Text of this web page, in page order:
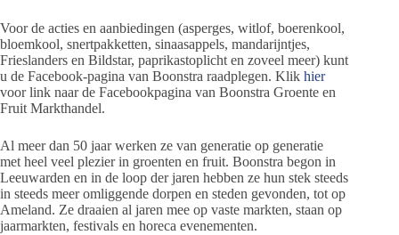
Voor de acties en aanbiedingen (asperges, witlof, boerenkool,
bloemkool, snertpakketten, sinaasappels, mandarijntjes,
Frieslanders en Bildstar, paprikastoplicht en zoveel meer) kunt
u de Facebook-pagina van Boonstra raadplegen. Klik hier
voor link naar de Facebookpagina van Boonstra Groente en
Fruit Markthandel.
Al meer dan 50 jaar werken ze van generatie op generatie
met heel veel plezier in groenten en fruit. Boonstra begon in
Leeuwarden en in de loop der jaren hebben ze hun stek steeds
in steeds meer omliggende dorpen en steden gevonden, tot op
Ameland. Ze draaien al jaren mee op vaste markten, staan op
jaarmarkten, festivals en horeca evenementen.